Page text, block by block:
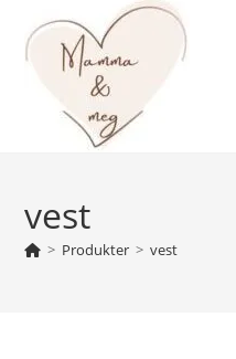
content
vest
> Produkter > vest